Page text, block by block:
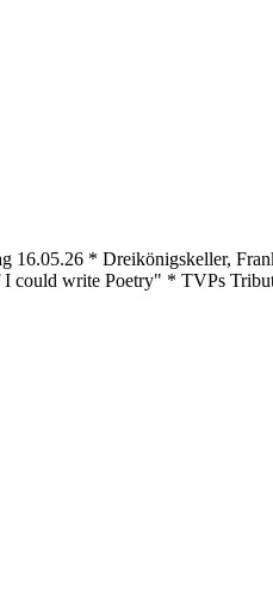
16.05.26 * Dreikönigskeller,
could write Poetry" * TVPs